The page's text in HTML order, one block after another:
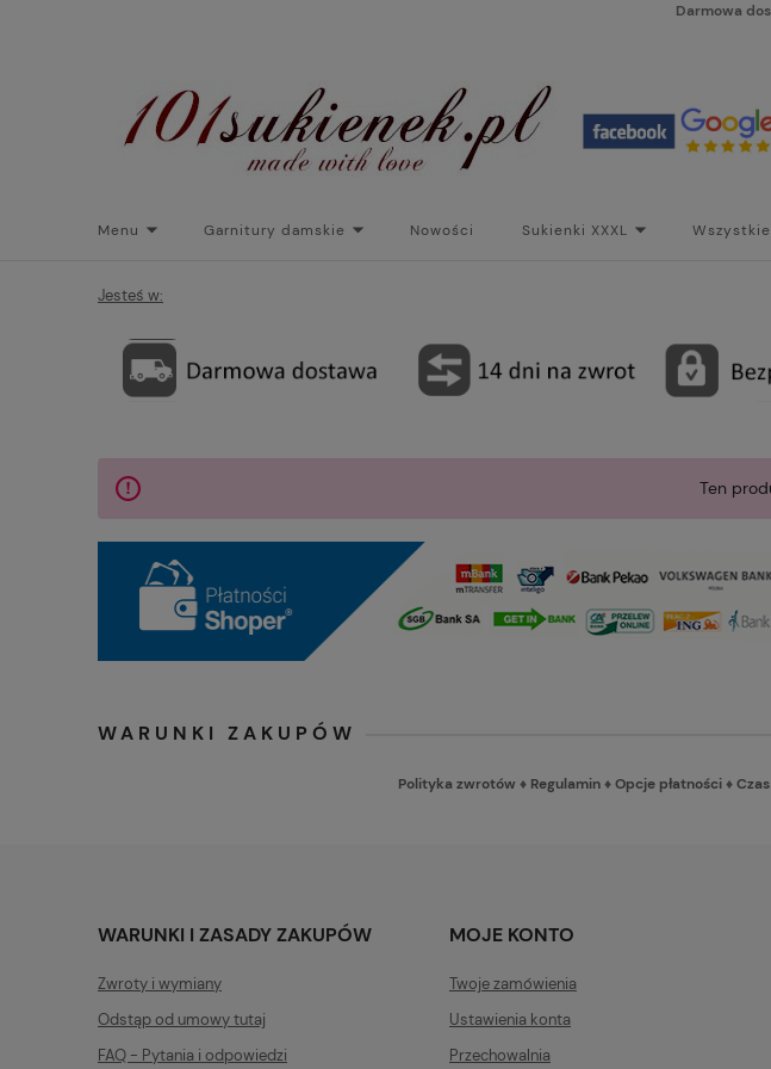
Darmowa
Menu Garnitury damskie Nowości Sukienki XXXL
Torebki do sukienek
Jesteś w:
Ten
WARUNKI ZAKUPÓW
Polityka zwrotów ♦ Regulamin♦Opcje płatności♦
WARUNKI I ZASADY ZAKUPÓW
Zwroty i wymiany
Odstąp od umowy tutaj
FAQ - Pytania i odpowiedzi
MOJE KONTO
Twoje zamówienia
Ustawienia konta
Przechowalnia